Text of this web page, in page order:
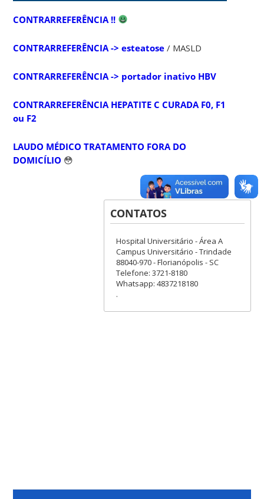
CONTRARREFERÊNCIA !!
CONTRARREFERÊNCIA -> esteatose / MASLD
CONTRARREFERÊNCIA -> portador inativo HBV
CONTRARREFERÊNCIA HEPATITE C CURADA F0, F1
ou F2
LAUDO MÉDICO TRATAMENTO FORA DO
DOMICÍLIO 😳
CONTATOS
Hospital Universitário - Área A
Campus Universitário - Trindade
88040-970 - Florianópolis - SC
Telefone: 3721-8180
Whatsapp: 4837218180
.